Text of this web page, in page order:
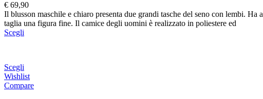
€ 69,90
Il blusson maschile e chiaro presenta due grandi tasche del seno con lembi.
taglia una figura fine. Il camice degli uomini è realizzato in poliestere ed
Scegli
Scegli
Wishlist
Compare